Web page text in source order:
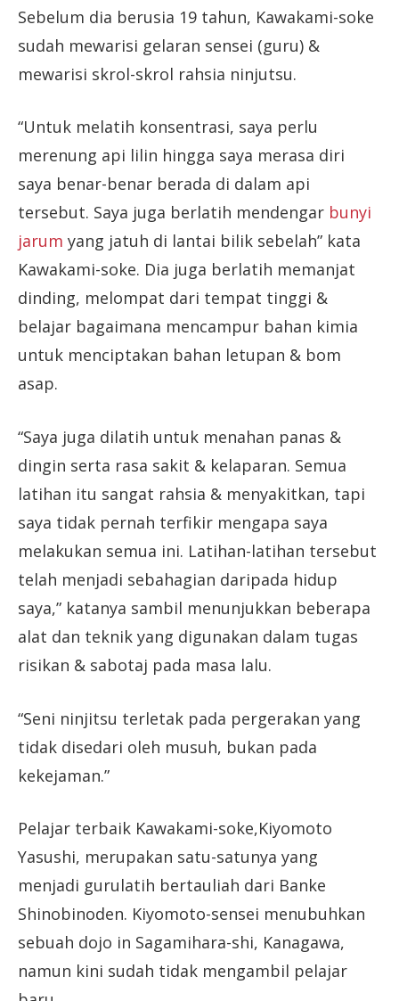
Sebelum dia berusia 19 tahun, Kawakami-soke
sudah mewarisi gelaran sensei (guru) &
mewarisi skrol-skrol rahsia ninjutsu.
“Untuk melatih konsentrasi, saya perlu
merenung api lilin hingga saya merasa diri
saya benar-benar berada di dalam api
tersebut. Saya juga berlatih mendengar bunyi
jarum yang jatuh di lantai bilik sebelah” kata
Kawakami-soke. Dia juga berlatih memanjat
dinding, melompat dari tempat tinggi &
belajar bagaimana mencampur bahan kimia
untuk menciptakan bahan letupan & bom
asap.
“Saya juga dilatih untuk menahan panas &
dingin serta rasa sakit & kelaparan. Semua
latihan itu sangat rahsia & menyakitkan, tapi
saya tidak pernah terfikir mengapa saya
melakukan semua ini. Latihan-latihan tersebut
telah menjadi sebahagian daripada hidup
saya,” katanya sambil menunjukkan beberapa
alat dan teknik yang digunakan dalam tugas
risikan & sabotaj pada masa lalu.
“Seni ninjitsu terletak pada pergerakan yang
tidak disedari oleh musuh, bukan pada
kekejaman.”
Pelajar terbaik Kawakami-soke,Kiyomoto
Yasushi, merupakan satu-satunya yang
menjadi gurulatih bertauliah dari Banke
Shinobinoden. Kiyomoto-sensei menubuhkan
sebuah dojo in Sagamihara-shi, Kanagawa,
namun kini sudah tidak mengambil pelajar